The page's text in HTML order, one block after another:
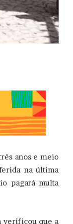
anos e meio
na última
pagará multa
verificou que a